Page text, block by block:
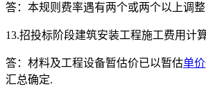
答：本规则费率遇有两个或两个以上调
13.招投标阶段建筑安装工程施工费用计
答：材料及工程设备暂估价已以暂估单价
汇总确定.